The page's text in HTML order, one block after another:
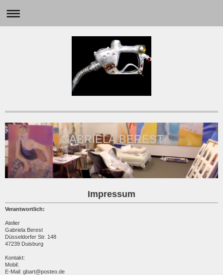
GABRIELA BEREST
Impressum
Verantwortlich:
Atelier
Gabriela Berest
Düsseldorfer Str. 148
47239 Duisburg
Kontakt:
Mobil:
E-Mail: gbart@posteo.de